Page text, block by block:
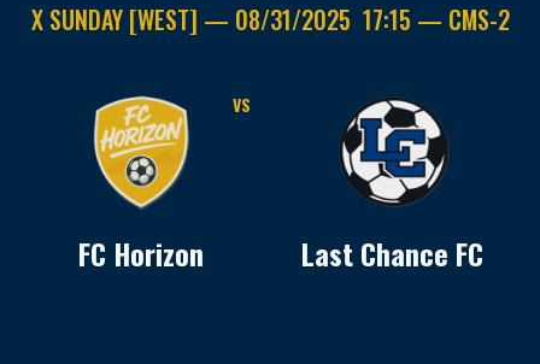
X SUNDAY [WEST] — 08/31/2025 17:15 — CMS-2
FC Horizon
VS
Last Chance FC